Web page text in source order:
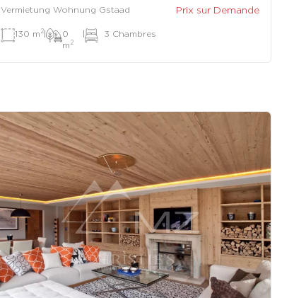
Vermietung Wohnung Gstaad Prix sur Demande
130 m 2|
0
m 2
| 3 Chambres